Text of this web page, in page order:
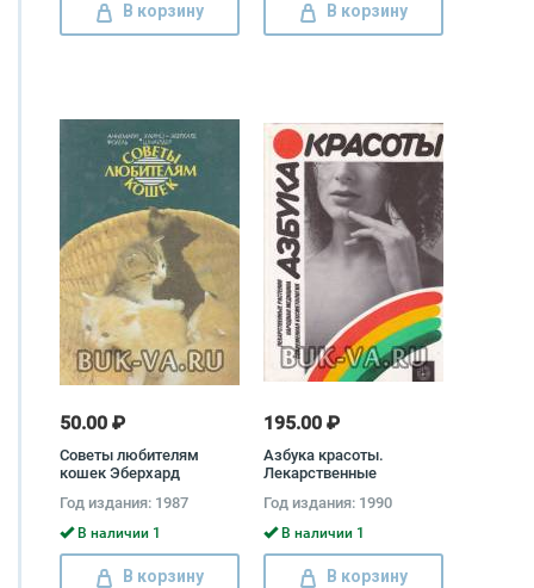
В корзину В корзину
50.00 ₽
Советы любителям
кошек Эберхард
Фогель
Год издания: 1987
В наличии 1
В корзину
195.00 ₽
Азбука красоты.
Лекарственные
медицина. Современная
косметология Сергей
Чупин
Год издания: 1990
В наличии 1
В корзину